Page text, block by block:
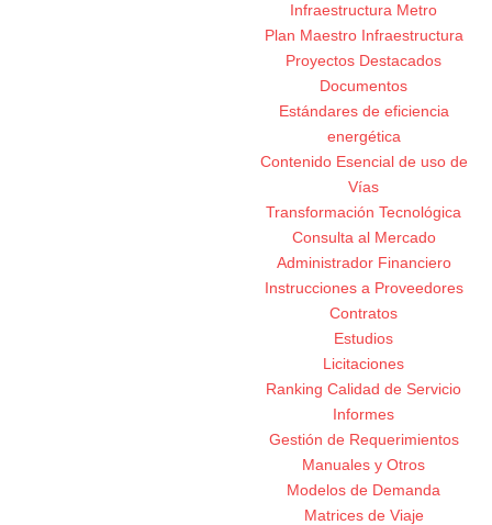
Infraestructura Metro
Plan Maestro Infraestructura
Proyectos Destacados
Documentos
Estándares de eficiencia
energética
Contenido Esencial de uso de
Vías
Transformación Tecnológica
Consulta al Mercado
Administrador Financiero
Instrucciones a Proveedores
Contratos
Estudios
Licitaciones
Ranking Calidad de Servicio
Informes
Gestión de Requerimientos
Manuales y Otros
Modelos de Demanda
Matrices de Viaje